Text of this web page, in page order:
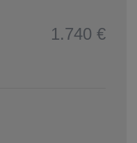
1.740 €